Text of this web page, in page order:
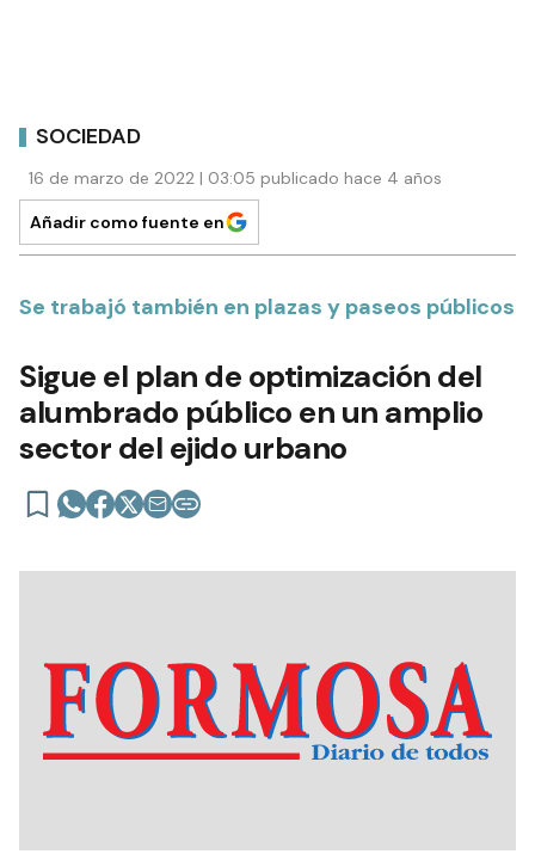
SOCIEDAD
16 de marzo de 2022 | 03:05 publicado hace 4 años
Añadir como fuente en
Se trabajó también en plazas y paseos públicos
Sigue el plan de optimización del
alumbrado público en un amplio
sector del ejido urbano